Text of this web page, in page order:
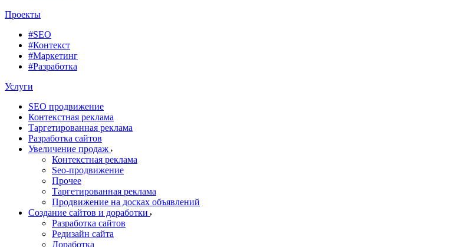
Проекты
#SEO
#Контекст
#Маркетинг
#Разработка
Услуги
SEO продвижение
Контекстная реклама
Таргетированная реклама
Разработка сайтов
Увеличение продаж
Контекстная реклама
Seo-продвижение
Прочее
Таргетированная реклама
Продвижение на досках объявлений
Создание сайтов и доработки
Разработка сайтов
Редизайн сайта
Доработка